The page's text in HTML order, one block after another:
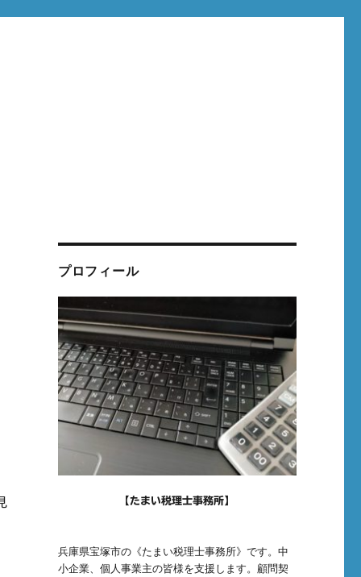
プロフィール
【たまい税理士事務所】
兵庫県宝塚市の《たまい税理士事務所》です。中
小企業、個人事業主の皆様を支援します。顧問契